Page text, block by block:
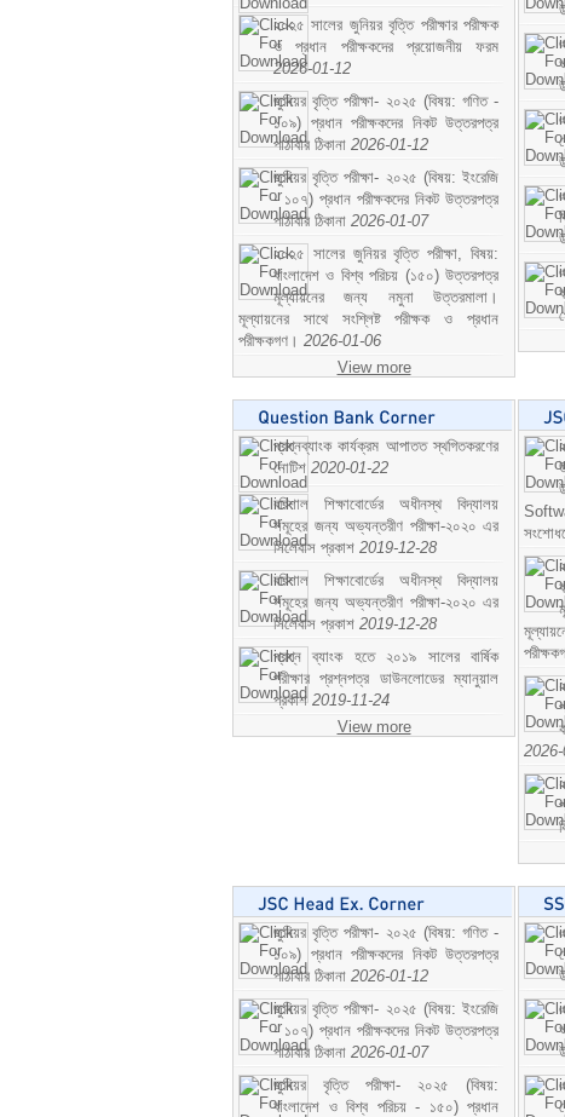
২০২৫ সালের জুনিয়র বৃত্তি পরীক্ষার পরীক্ষক
ও প্রধান পরীক্ষকদের প্রয়োজনীয় ফরম
2026-01-12
জুনিয়র বৃত্তি পরীক্ষা- ২০২৫ (বিষয়: গণিত -
১০৯) প্রধান পরীক্ষকদের নিকট উত্তরপত্র
পাঠাবার ঠিকানা 2026-01-12
জুনিয়র বৃত্তি পরীক্ষা- ২০২৫ (বিষয়: ইংরেজি
- ১০৭) প্রধান পরীক্ষকদের নিকট উত্তরপত্র
পাঠাবার ঠিকানা 2026-01-07
২০২৫ সালের জুনিয়র বৃত্তি পরীক্ষা, বিষয়:
বাংলাদেশ ও বিশ্ব পরিচয় (১৫০) উত্তরপত্র
মূল্যায়নের জন্য নমুনা উত্তরমালা।
মূল্যায়নের সাথে সংশ্লিষ্ট পরীক্ষক ও প্রধান
পরীক্ষকগণ। 2026-01-06
View more
প্রশ্নব্যাংক কার্যক্রম আপাতত স্থগিতকরণের
নোটিশ 2020-01-22
বরিশাল শিক্ষাবোর্ডের অধীনস্থ বিদ্যালয়
সমূহের জন্য অভ্যন্তরীণ পরীক্ষা-২০২০ এর
সিলেবাস প্রকাশ 2019-12-28
বরিশাল শিক্ষাবোর্ডের অধীনস্থ বিদ্যালয়
সমূহের জন্য অভ্যন্তরীণ পরীক্ষা-২০২০ এর
সিলেবাস প্রকাশ 2019-12-28
প্রশ্ন ব্যাংক হতে ২০১৯ সালের বার্ষিক
পরীক্ষার প্রশ্নপত্র ডাউনলোডের ম্যানুয়াল
প্রকাশ 2019-11-24
View more
জুনিয়র বৃত্তি পরীক্ষা- ২০২৫ (বিষয়: গণিত -
১০৯) প্রধান পরীক্ষকদের নিকট উত্তরপত্র
পাঠাবার ঠিকানা 2026-01-12
জুনিয়র বৃত্তি পরীক্ষা- ২০২৫ (বিষয়: ইংরেজি
- ১০৭) প্রধান পরীক্ষকদের নিকট উত্তরপত্র
পাঠাবার ঠিকানা 2026-01-07
জুনিয়র বৃত্তি পরীক্ষা- ২০২৫ (বিষয়:
বাংলাদেশ ও বিশ্ব পরিচয় - ১৫০) প্রধান